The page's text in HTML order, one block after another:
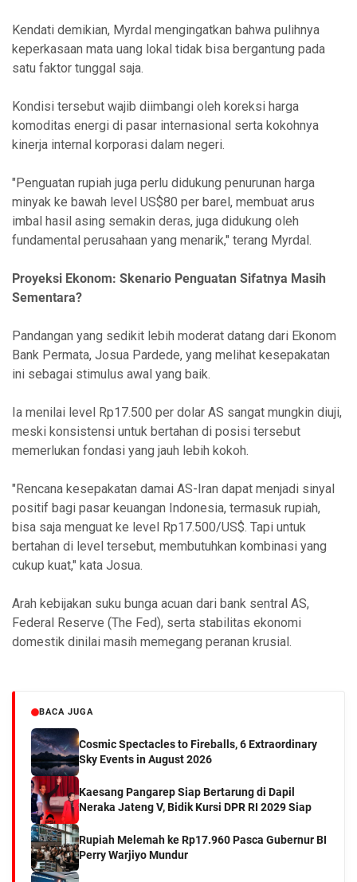
Kendati demikian, Myrdal mengingatkan bahwa pulihnya
keperkasaan mata uang lokal tidak bisa bergantung pada
satu faktor tunggal saja.
Kondisi tersebut wajib diimbangi oleh koreksi harga
komoditas energi di pasar internasional serta kokohnya
kinerja internal korporasi dalam negeri.
"Penguatan rupiah juga perlu didukung penurunan harga
minyak ke bawah level US$80 per barel, membuat arus
imbal hasil asing semakin deras, juga didukung oleh
fundamental perusahaan yang menarik," terang Myrdal.
Proyeksi Ekonom: Skenario Penguatan Sifatnya Masih
Sementara?
Pandangan yang sedikit lebih moderat datang dari Ekonom
Bank Permata, Josua Pardede, yang melihat kesepakatan
ini sebagai stimulus awal yang baik.
Ia menilai level Rp17.500 per dolar AS sangat mungkin diuji,
meski konsistensi untuk bertahan di posisi tersebut
memerlukan fondasi yang jauh lebih kokoh.
"Rencana kesepakatan damai AS-Iran dapat menjadi sinyal
positif bagi pasar keuangan Indonesia, termasuk rupiah,
bisa saja menguat ke level Rp17.500/US$. Tapi untuk
bertahan di level tersebut, membutuhkan kombinasi yang
cukup kuat," kata Josua.
Arah kebijakan suku bunga acuan dari bank sentral AS,
Federal Reserve (The Fed), serta stabilitas ekonomi
domestik dinilai masih memegang peranan krusial.
BACA JUGA
Cosmic Spectacles to Fireballs, 6 Extraordinary
Sky Events in August 2026
Kaesang Pangarep Siap Bertarung di Dapil
Neraka Jateng V, Bidik Kursi DPR RI 2029 Siap
Rupiah Melemah ke Rp17.960 Pasca Gubernur BI
Perry Warjiyo Mundur